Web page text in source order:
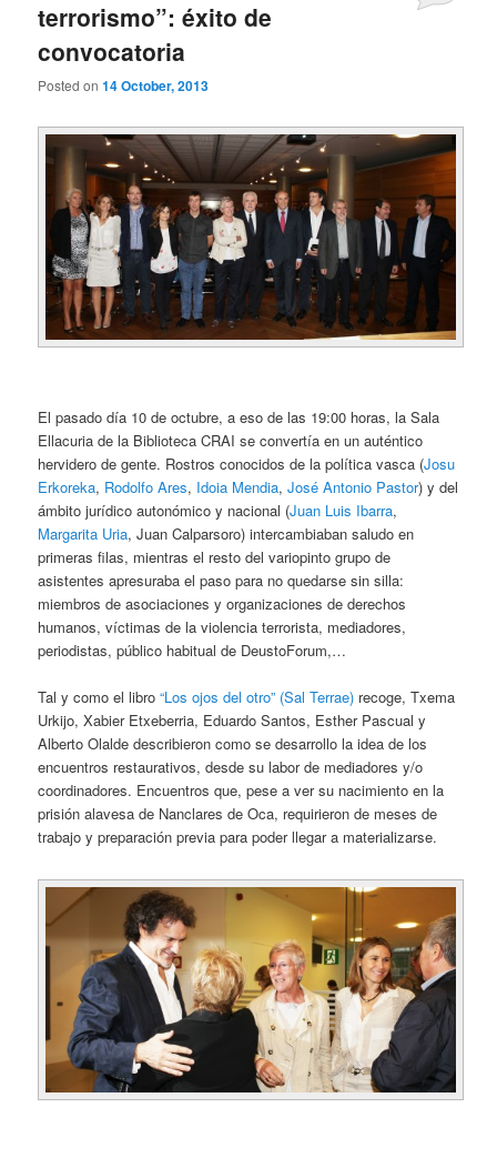
terrorismo”: éxito de
convocatoria
Posted on14 October, 2013
El pasado día 10 de octubre, a eso de las 19:00 horas, la Sala
Ellacuria de la Biblioteca CRAI se convertía en un auténtico
hervidero de gente. Rostros conocidos de la política vasca (Josu
Erkoreka, Rodolfo Ares, Idoia Mendia,José Antonio Pastor) y del
ámbito jurídico autonómico y nacional (Juan Luis Ibarra,
Margarita Uria, Juan Calparsoro) intercambiaban saludo en
primeras filas, mientras el resto del variopinto grupo de
asistentes apresuraba el paso para no quedarse sin silla:
miembros de asociaciones y organizaciones de derechos
humanos, víctimas de la violencia terrorista, mediadores,
periodistas, público habitual de DeustoForum,…
Tal y como el libro“Los ojos del otro” (Sal Terrae) recoge, Txema
Urkijo, Xabier Etxeberria, Eduardo Santos, Esther Pascual y
Alberto Olalde describieron como se desarrollo la idea de los
encuentros restaurativos, desde su labor de mediadores y/o
coordinadores. Encuentros que, pese a ver su nacimiento en la
prisión alavesa de Nanclares de Oca, requirieron de meses de
trabajo y preparación previa para poder llegar a materializarse.